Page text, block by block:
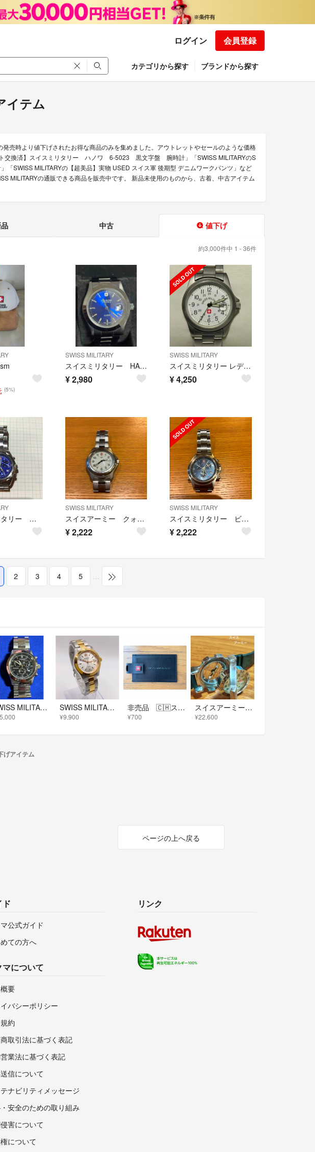
ログイン 会員登録
カテゴリから探す ブランドから探す
イテム
発売時より値下げされたお得な商品のみを集めました。アウトレットやセールのような価格
ト交換済】スイスミリタリー ハノワ 6-5023 黒文字盤 腕時計」「SWISS MILITARYのS
「SWISS MILITARYの【超美品】実物 USED スイス軍 後期型 デニムワークパンツ」など
MILITARYの通販できる商品を販売中です。 新品未使用のものから、古着、中古アイテム
中古 値下げ
約3,000件中 1 - 36件
(5%)
SWISS MILITARY
スイスミリタリー HANOWA 6-5023 腕時計
¥2,980
SWISS MILITARY
スイスミリタリー レディース クオーツ腕時計 6-613 7-713
¥4,250
#スイスミリタリー クロノグラフ 訳あり品ジャンク
SWISS MILITARY
スイスアーミー クォーツ ビンテージ 200ミリ防水
¥2,222
SWISS MILITARY
スイスミリタリー ビンテージ
¥2,222
2 3 4 5 …
SWISS MILITARY 腕時計CHRONOGRAPH ブラック SWISS MILITARY スイスミリタリー ハノワQZ シルバー文字盤デイト
¥9,900
非売品 🇨🇭スイスミリタリー🇨🇭 ネームタグ
¥700
スイスアーミー ミリタリー 方位計 温度計 メンズ腕時計 稼働品
¥22,600
げアイテム
ページの上へ戻る
ド
公式ガイド
ての方へ
マについて
要
バシーポリシー
約
取引法に基づく表記
業法に基づく表記
信について
ナビリティメッセージ
安全のための取り組み
害について
について
リンク